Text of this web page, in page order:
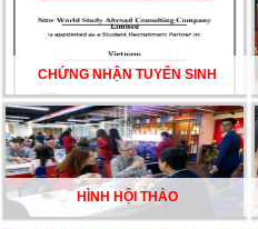
HỘI GHI DANH
CHỨNG NHẬN TUYỂN SINH
HÌNH HỘI THẢO